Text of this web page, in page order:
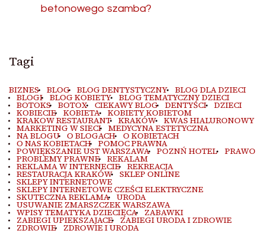
betonowego szamba?
Tagi
BIZNES BLOG BLOG DENTYSTYCZNY BLOG DLA DZIECI
BLOGI BLOG KOBIETY BLOG TEMATYCZNY DZIECI
BOTOKS BOTOX CIEKAWY BLOG DENTYŚCI DZIECI
KOBIECIE KOBIETA KOBIETY KOBIETOM
KRAKOW RESTAURANT KRAKÓW KWAS HIALURONOWY
MARKETING W SIECI MEDYCYNA ESTETYCZNA
NA BLOGU O BLOGACH O KOBIETACH
O NAS KOBIETACH POMOC PRAWNA
POWIĘKSZANIE UST WARSZAWA POZNŃ HOTEL PRAWO
PROBLEMY PRAWNE REKALAM
REKLAMA W INTERNECIE REKREACJA
RESTAURACJA KRAKÓW SKLEP ONLINE
SKLEPY INTERNETOWE
SKLEPY INTERNETOWE CZEŚCI ELEKTRYCZNE
SKUTECZNA REKLAMA URODA
USUWANIE ZMARSZCZEK WARSZAWA
WPISY TEMATYKA DZIECIĘCA ZABAWKI
ZABIEGI UPIEKSZAJACE ZABIEGI URODA I ZDROWIE
ZDROWIE ZDROWIE I URODA